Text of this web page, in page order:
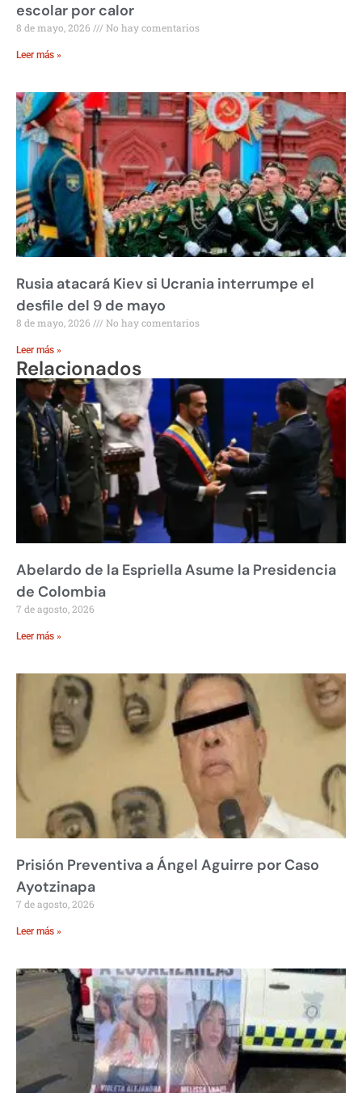
escolar por calor
8 de mayo, 2026 No hay comentarios
Leer más »
Rusia atacará Kiev si Ucrania interrumpe el
desfile del 9 de mayo
8 de mayo, 2026 No hay comentarios
Leer más »
Relacionados
Abelardo de la Espriella Asume la Presidencia
de Colombia
7 de agosto, 2026
Leer más »
Prisión Preventiva a Ángel Aguirre por Caso
Ayotzinapa
7 de agosto, 2026
Leer más »